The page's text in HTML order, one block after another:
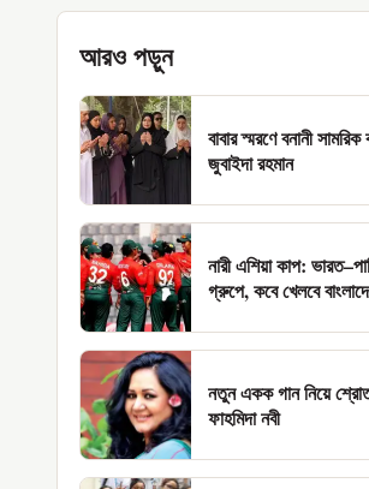
আরও পড়ুন
বাবার স্মরণে বনানী
জুবাইদা রহমান
নারী এশিয়া কাপ:
গ্রুপে, কবে খেলবে
নতুন একক গান নিয়ে
ফাহমিদা নবী